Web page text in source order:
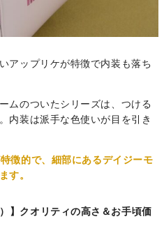
アップリケが特徴で内装も落ち
ムのついたシリーズは、つける
内装は派手な色使いが目を引き
徴的で、細部にあるデイジーモ
す。
】クオリティの高さ＆お手頃価